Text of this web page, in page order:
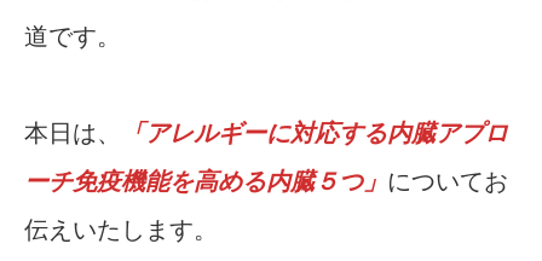
道です。
本日は、
「アレルギーに対応する内臓アプロ
ーチ免疫機能を高める内臓５つ」 についてお
伝えいたします。